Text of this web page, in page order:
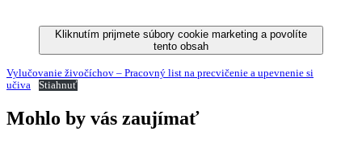
Kliknutím prijmete súbory cookie marketing a povolíte
tento obsah
Vylučovanie živočíchov – Pracovný list na precvičenie a upevnenie si
učiva
Stiahnuť
Mohlo by vás zaujímať